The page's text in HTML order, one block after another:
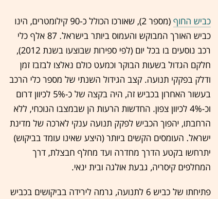
כביש החוף
(מספר 2), שאורכו הכולל כ-90 קילומטרים, הינו
כביש האורך המבוקש והעמוס ביותר בישראל. 87 אלף כלי
רכב נוסעים בו בכל יום (לפי ספירות שבוצעו בשנת 2012),
חלקם הגדול בשעות הבוקר וכמעט כולם נאלצו לבזבז זמן
ודלק בפקקי תנועה. קצב הגידול השנתי של מספר כלי הרכב
בעשור האחרון בכביש זה, היה בקצה של כ-5% לכיוון דרום
וכ-4% לכיוון צפון. החדשות הרעות הן שבמצבו הנוכחי, ללא
הרחבתו, יהפוך הכביש לפקק תנועה ענקי לארכה של מדינת
ישראל. העומסים הקשים ביותר (היצע שאינו עומד בביקוש)
יתרחשו בקטע הדרך מחדרה ועד מחלף חבצלת, דרך
המחלפים קיסריה, גבעת אולגה ובית ינאי.
פתיחתו של כביש 6 לתנועה, גרמה לירידה בביקושים בכביש